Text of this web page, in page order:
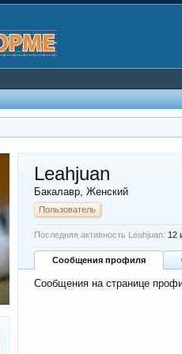
Leahjuan
Бакалавр, Женский
Пользователь
Последняя активность Leahjuan: 12
Сообщения профиля
Сообщения на странице